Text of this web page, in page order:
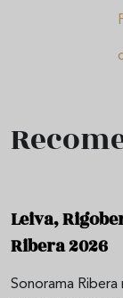
Leiva,
Ribera 2026
Sonorama